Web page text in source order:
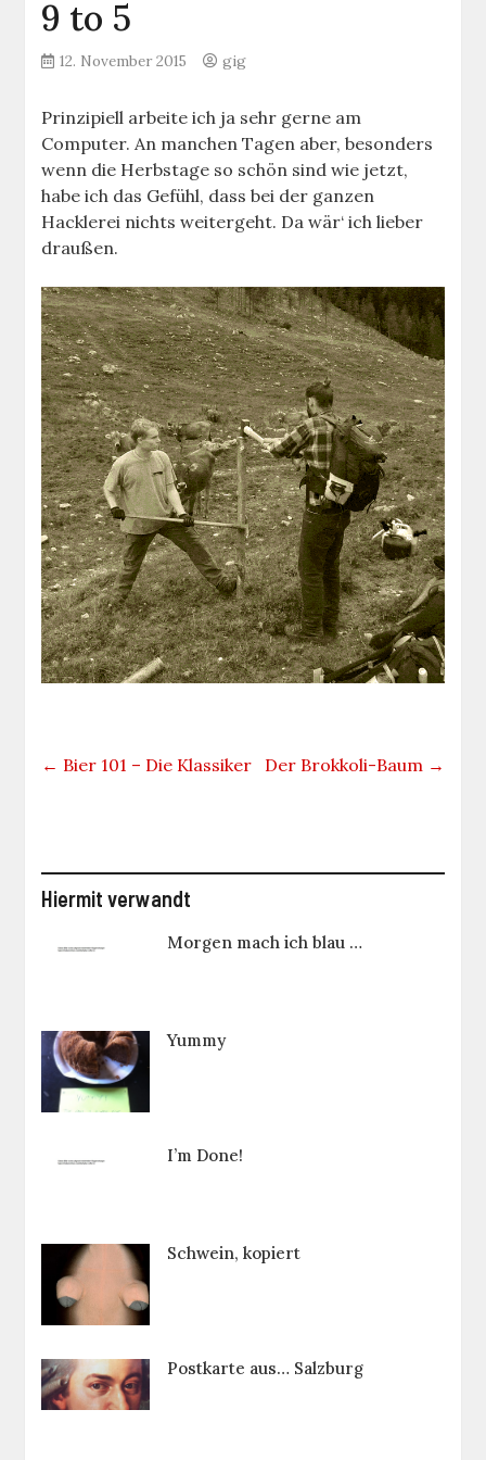
9 to 5
12. November 2015 gig
Prinzipiell arbeite ich ja sehr gerne am
Computer. An manchen Tagen aber, besonders
wenn die Herbstage so schön sind wie jetzt,
habe ich das Gefühl, dass bei der ganzen
Hacklerei nichts weitergeht. Da wär‘ ich lieber
draußen.
← Bier 101 – Die Klassiker Der Brokkoli-Baum →
Hiermit verwandt
Morgen mach ich blau …
Yummy
I’m Done!
Schwein, kopiert
Postkarte aus… Salzburg